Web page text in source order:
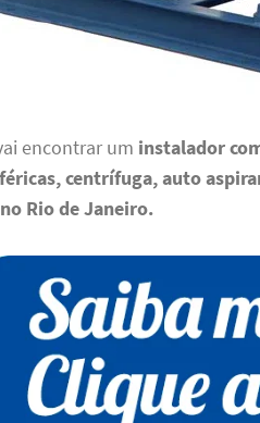
encontrar um instalador
centrífuga, auto
Rio de Janeiro.